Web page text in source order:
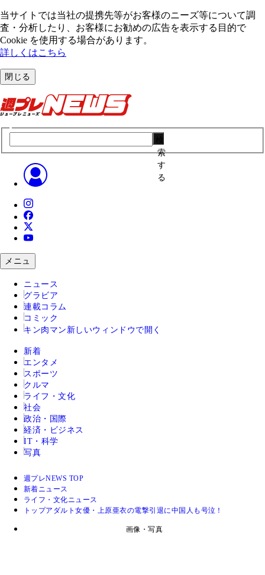
当サイトでは当社の提携先等がお客様のニーズ等について調
査・分析したり、お客様にお勧めの広告を表⽰する⽬的で
Cookie を使⽤する場合があります。
詳しくはこちら
閉じる
索
す
る
メニュ
ニュース
グラビア
連載コラム
コミック
キン肉マン 新しいウィンドウで開く
新着
エンタメ
スポーツ
クルマ
ライフ・文化
社会
政治・国際
経済・ビジネス
IT・科学
写真
週プレNEWS TOP
新着ニュース
ライフ・文化ニュース
トップアダルト女優・上原亜衣の電撃引退に中国人も号泣！
画像・写真